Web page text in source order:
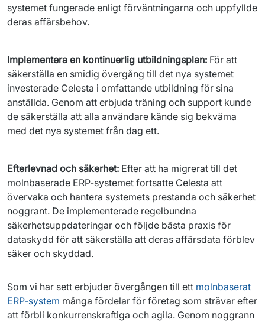
systemet fungerade enligt förväntningarna och uppfyllde
deras affärsbehov.
Implementera en kontinuerlig utbildningsplan: För att
säkerställa en smidig övergång till det nya systemet
investerade Celesta i omfattande utbildning för sina
anställda. Genom att erbjuda träning och support kunde
de säkerställa att alla användare kände sig bekväma
med det nya systemet från dag ett.
Efterlevnad och säkerhet: Efter att ha migrerat till det
molnbaserade ERP-systemet fortsatte Celesta att
övervaka och hantera systemets prestanda och säkerhet
noggrant. De implementerade regelbundna
säkerhetsuppdateringar och följde bästa praxis för
dataskydd för att säkerställa att deras affärsdata förblev
säker och skyddad.
Som vi har sett erbjuder övergången till ett molnbaserat
ERP-system många fördelar för företag som strävar efter
att förbli konkurrenskraftiga och agila. Genom noggrann